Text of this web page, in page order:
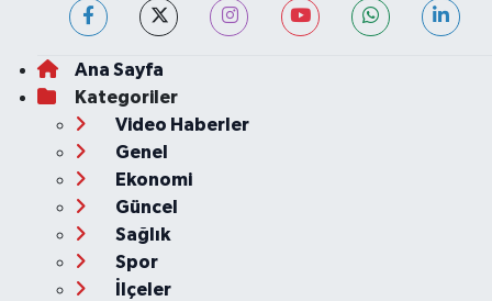
Ana Sayfa
Kategoriler
Video Haberler
Genel
Ekonomi
Güncel
Sağlık
Spor
İlçeler